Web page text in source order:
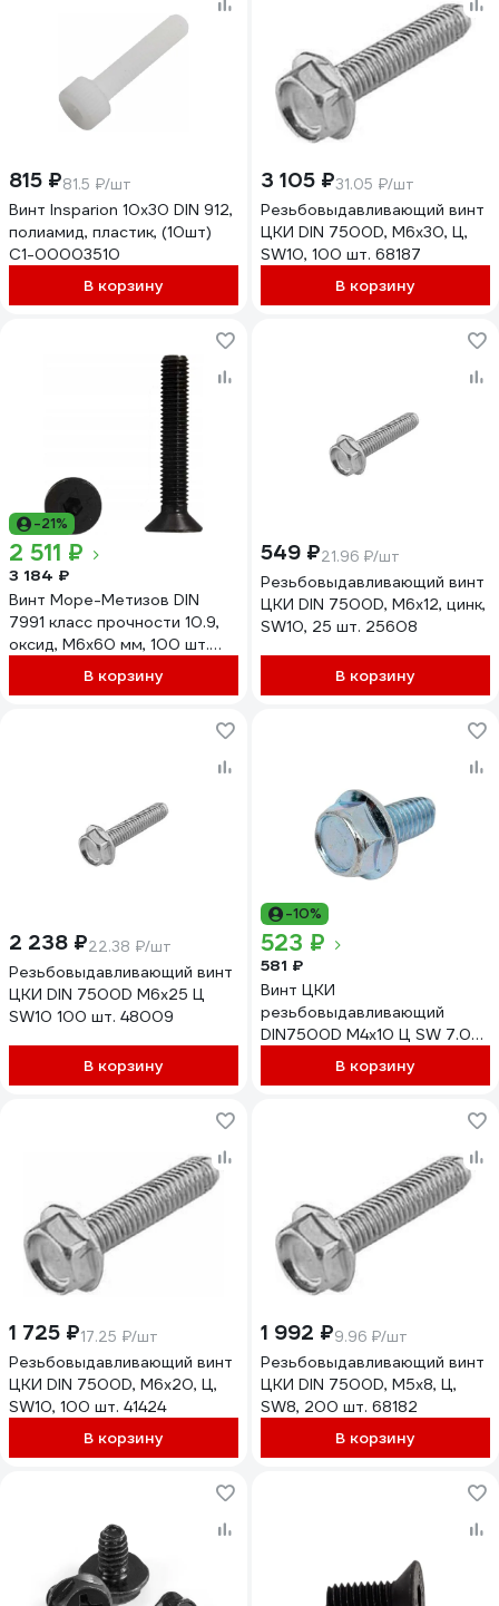
815 ₽81.5 ₽/шт
Винт Insparion 10х30 DIN 912,
полиамид, пластик, (10шт)
С1-00003510
В корзину
3 105 ₽31.05 ₽/шт
Резьбовыдавливающий винт
ЦКИ DIN 7500D, М6x30, Ц,
SW10, 100 шт. 68187
В корзину
-21%
2 511 ₽
3 184 ₽
Винт Море-Метизов DIN
7991 класс прочности 10.9,
оксид, M6x60 мм, 100 шт.
VINT7991660100M
В корзину
549 ₽21.96 ₽/шт
Резьбовыдавливающий винт
ЦКИ DIN 7500D, М6x12, цинк,
SW10, 25 шт. 25608
В корзину
2 238 ₽22.38 ₽/шт
Резьбовыдавливающий винт
ЦКИ DIN 7500D М6x25 Ц
SW10 100 шт. 48009
В корзину
-10%
523 ₽
581 ₽
Винт ЦКИ
резьбовыдавливающий
DIN7500D М4x10 Ц SW 7.0
25 шт 590299007
В корзину
1 725 ₽17.25 ₽/шт
Резьбовыдавливающий винт
ЦКИ DIN 7500D, М6x20, Ц,
SW10, 100 шт. 41424
В корзину
1 992 ₽9.96 ₽/шт
Резьбовыдавливающий винт
ЦКИ DIN 7500D, М5x8, Ц,
SW8, 200 шт. 68182
В корзину